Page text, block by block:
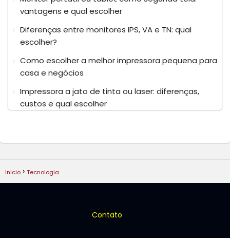
vantagens e qual escolher
Diferenças entre monitores IPS, VA e TN: qual
escolher?
Como escolher a melhor impressora pequena para
casa e negócios
Impressora a jato de tinta ou laser: diferenças,
custos e qual escolher
Inicio Tecnologia
Contato